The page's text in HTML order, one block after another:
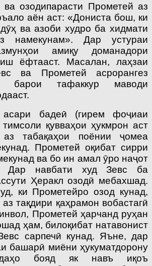
ва озодипарасти Прометей аз
аён аст: «Дониста бош, ки
ва азоби худро ба хидмати
намекунам». Дар устураи
амиқу доманадори
ёфтааст. Масалан, лаҳзаи
ва Прометей асрорангез
барои тафаккур маводи
бадеӣ (гирем фоҷиаи
қувваҳои ҳукмрон аст
табақаҳои поёнии ҷомеа
Прометей оқибат сирри
ва бо ин амал ӯро наҷот
Дар навбати худ Зевс ба
Ҳеракл озодӣ мебахшад.
ки Прометейро озод кунад,
тақдири қаҳрамон вобастагӣ
Прометей ҳарчанд руҳан
ҳам, билоқибат натавонист
сарпечӣ кунад. Яъне, дар
башарӣ миёни ҳукуматдорону
бояд як навъ иқоъ